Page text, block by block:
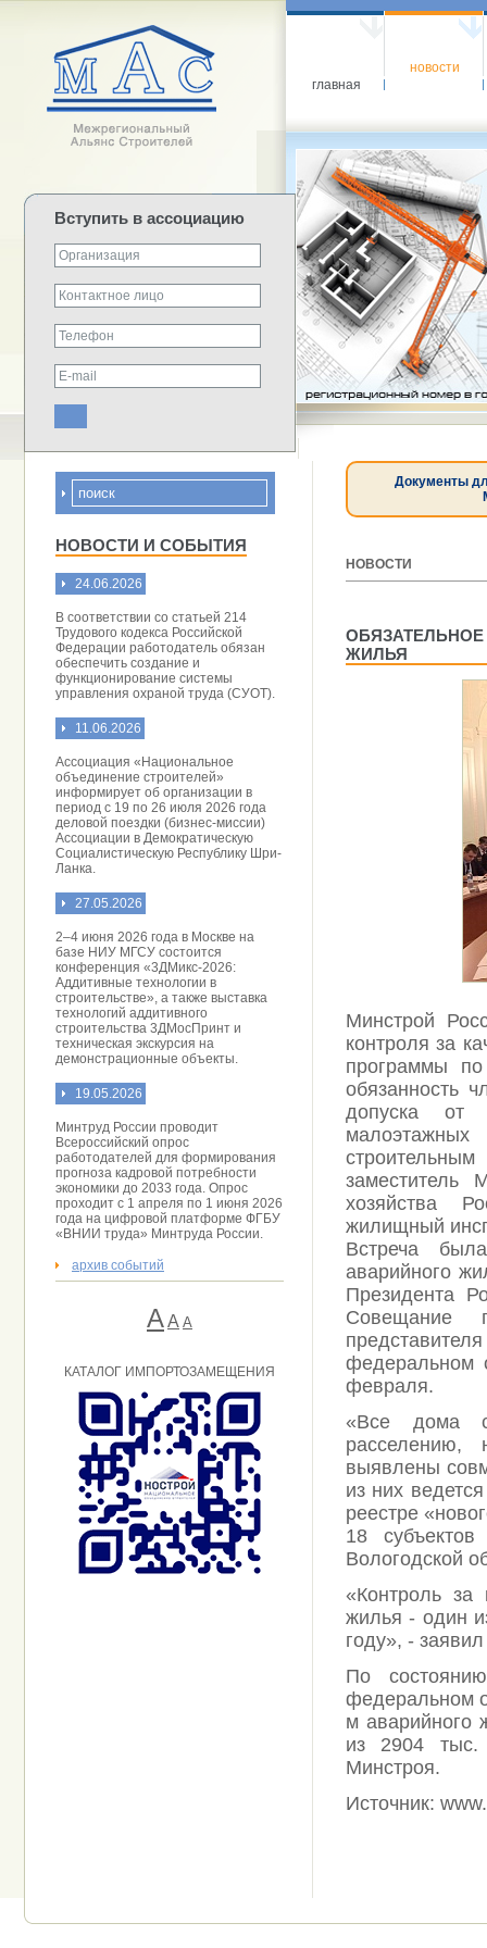
главная
новости
Вступить в ассоциацию
НОВОСТИ И СОБЫТИЯ
24.06.2026
В соответствии со статьей 214
Трудового кодекса Российской
Федерации работодатель обязан
обеспечить создание и
функционирование системы
управления охраной труда (СУОТ).
11.06.2026
Ассоциация «Национальное
объединение строителей»
информирует об организации в
период с 19 по 26 июля 2026 года
деловой поездки (бизнес-миссии)
Ассоциации в Демократическую
Социалистическую Республику Шри-
Ланка.
27.05.2026
2–4 июня 2026 года в Москве на
базе НИУ МГСУ состоится
конференция «3ДМикс-2026:
Аддитивные технологии в
строительстве», а также выставка
технологий аддитивного
строительства 3ДМосПринт и
техническая экскурсия на
демонстрационные объекты.
19.05.2026
Минтруд России проводит
Всероссийский опрос
работодателей для формирования
прогноза кадровой потребности
экономики до 2033 года. Опрос
проходит с 1 апреля по 1 июня 2026
года на цифровой платформе ФГБУ
«ВНИИ труда» Минтруда России.
архив событий
АA А
КАТАЛОГ ИМПОРТОЗАМЕЩЕНИЯ
Документы
НОВОСТИ
ЖИЛЬЯ
Минстрой
контроля за
программы
обязанность
допуска от
заместитель
хозяйства
жилищный
Встреча
аварийного
Президента
Совещание
федеральном
февраля.
«Все дома
выявлены
из них
реестре
18
Вологодской
«Контроль за
жилья - один
году», -
По
федеральном
м аварийного
из 2904 тыс.
Минстроя.
Источник: